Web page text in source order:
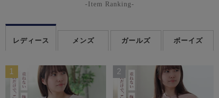
-Item Ranking-
レディース メンズ ガールズ ボーイズ
1 2